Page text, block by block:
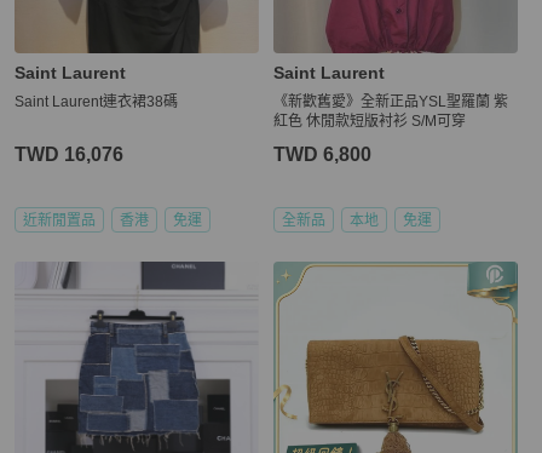
Saint Laurent
Saint Laurent連衣裙38碼
TWD 16,076
近新閒置品 香港 免運
Saint Laurent
《新歡舊愛》全新正品YSL聖羅蘭 紫
紅色 休閒款短版衬衫 S/M可穿
TWD 6,800
全新品 本地 免運